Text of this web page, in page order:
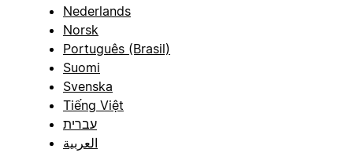
Nederlands
Norsk
Português (Brasil)
Suomi
Svenska
Tiếng Việt
עברית
العربية